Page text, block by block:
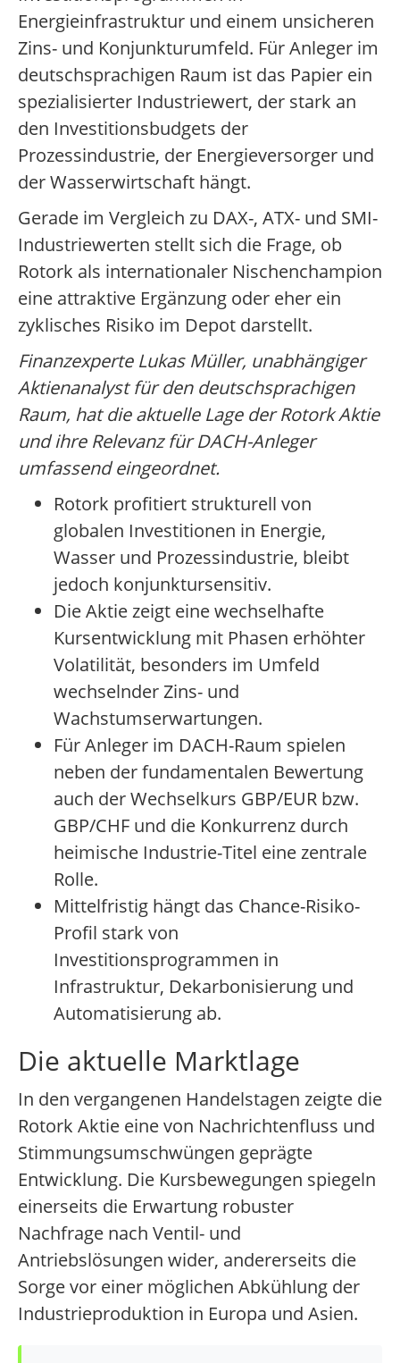
Energieinfrastruktur und einem unsicheren
Zins- und Konjunkturumfeld. Für Anleger im
deutschsprachigen Raum ist das Papier ein
spezialisierter Industriewert, der stark an
den Investitionsbudgets der
Prozessindustrie, der Energieversorger und
der Wasserwirtschaft hängt.
Gerade im Vergleich zu DAX-, ATX- und SMI-
Industriewerten stellt sich die Frage, ob
Rotork als internationaler Nischenchampion
eine attraktive Ergänzung oder eher ein
zyklisches Risiko im Depot darstellt.
Finanzexperte Lukas Müller, unabhängiger
Aktienanalyst für den deutschsprachigen
Raum, hat die aktuelle Lage der Rotork Aktie
und ihre Relevanz für DACH-Anleger
umfassend eingeordnet.
Rotork profitiert strukturell von
globalen Investitionen in Energie,
Wasser und Prozessindustrie, bleibt
jedoch konjunktursensitiv.
Die Aktie zeigt eine wechselhafte
Kursentwicklung mit Phasen erhöhter
Volatilität, besonders im Umfeld
wechselnder Zins- und
Wachstumserwartungen.
Für Anleger im DACH-Raum spielen
neben der fundamentalen Bewertung
auch der Wechselkurs GBP/EUR bzw.
GBP/CHF und die Konkurrenz durch
heimische Industrie-Titel eine zentrale
Rolle.
Mittelfristig hängt das Chance-Risiko-
Profil stark von
Investitionsprogrammen in
Infrastruktur, Dekarbonisierung und
Automatisierung ab.
Die aktuelle Marktlage
In den vergangenen Handelstagen zeigte die
Rotork Aktie eine von Nachrichtenfluss und
Stimmungsumschwüngen geprägte
Entwicklung. Die Kursbewegungen spiegeln
einerseits die Erwartung robuster
Nachfrage nach Ventil- und
Antriebslösungen wider, andererseits die
Sorge vor einer möglichen Abkühlung der
Industrieproduktion in Europa und Asien.